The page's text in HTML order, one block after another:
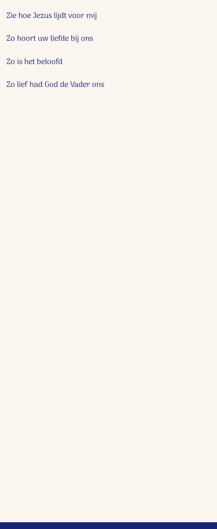
Zie hoe Jezus lijdt voor mij
Zo hoort uw liefde bij ons
Zo is het beloofd
Zo lief had God de Vader ons